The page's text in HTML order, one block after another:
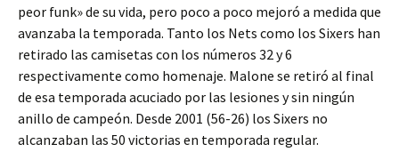
peor funk» de su vida, pero poco a poco mejoró a medida que
avanzaba la temporada. Tanto los Nets como los Sixers han
retirado las camisetas con los números 32 y 6
respectivamente como homenaje. Malone se retiró al final
de esa temporada acuciado por las lesiones y sin ningún
anillo de campeón. Desde 2001 (56-26) los Sixers no
alcanzaban las 50 victorias en temporada regular.